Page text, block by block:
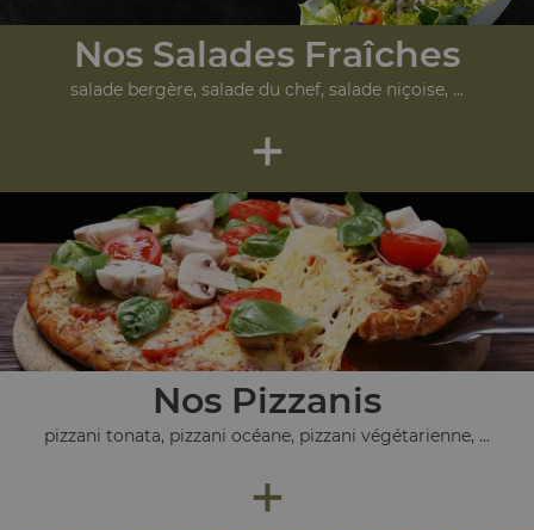
Nos Salades Fraîches
salade bergère, salade du chef, salade niçoise, ...
+
Nos Pizzanis
pizzani tonata, pizzani océane, pizzani végétarienne, ...
+